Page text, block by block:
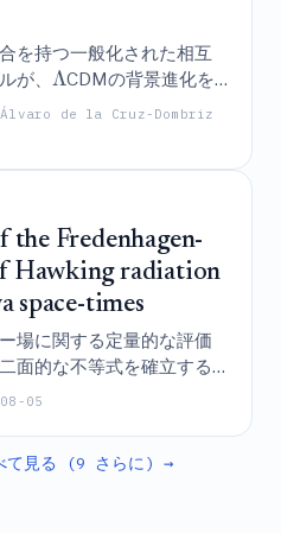
を持つ一般化された相互
が、 ΛCDMの背景進化を
を抑制することにより、
決し、標準的な
証している。
de la Cruz-Dombriz
the Fredenhagen-
Hawking radiation
space-times
場に関する定量的な評価
面的な不等式を確立する
時空のクラスに対してフ
近的定常性下での標準的
05
て見る (9 さらに) →